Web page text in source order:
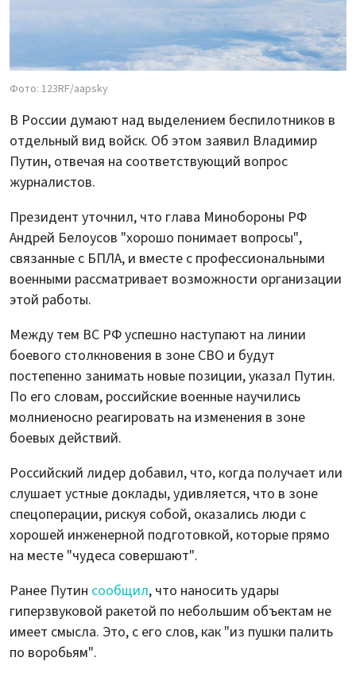
Фото: 123RF/aapsky
В России думают над выделением беспилотников в
отдельный вид войск. Об этом заявил Владимир
Путин, отвечая на соответствующий вопрос
журналистов.
Президент уточнил, что глава Минобороны РФ
Андрей Белоусов "хорошо понимает вопросы",
связанные с БПЛА, и вместе с профессиональными
военными рассматривает возможности организации
этой работы.
Между тем ВС РФ успешно наступают на линии
боевого столкновения в зоне СВО и будут
постепенно занимать новые позиции, указал Путин.
По его словам, российские военные научились
молниеносно реагировать на изменения в зоне
боевых действий.
Российский лидер добавил, что, когда получает или
слушает устные доклады, удивляется, что в зоне
спецоперации, рискуя собой, оказались люди с
хорошей инженерной подготовкой, которые прямо
на месте "чудеса совершают".
Ранее Путин сообщил, что наносить удары
гиперзвуковой ракетой по небольшим объектам не
имеет смысла. Это, с его слов, как "из пушки палить
по воробьям".